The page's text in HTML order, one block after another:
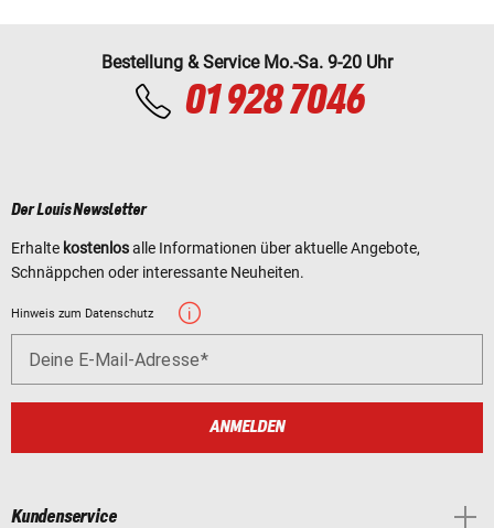
Bestellung & Service Mo.-Sa. 9-20 Uhr
01 928 7046
Der Louis Newsletter
Erhalte kostenlosalle Informationen über aktuelle Angebote,
Schnäppchen oder interessante Neuheiten.
Hinweis zum Datenschutz
Deine E-Mail-Adresse
ANMELDEN
Kundenservice